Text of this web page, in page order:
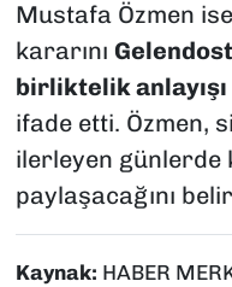
Mustafa Özmen
kararını
birliktelik anlayışı
ifade etti. Özmen,
ilerleyen günlerde
paylaşacağını
Kaynak: HABER